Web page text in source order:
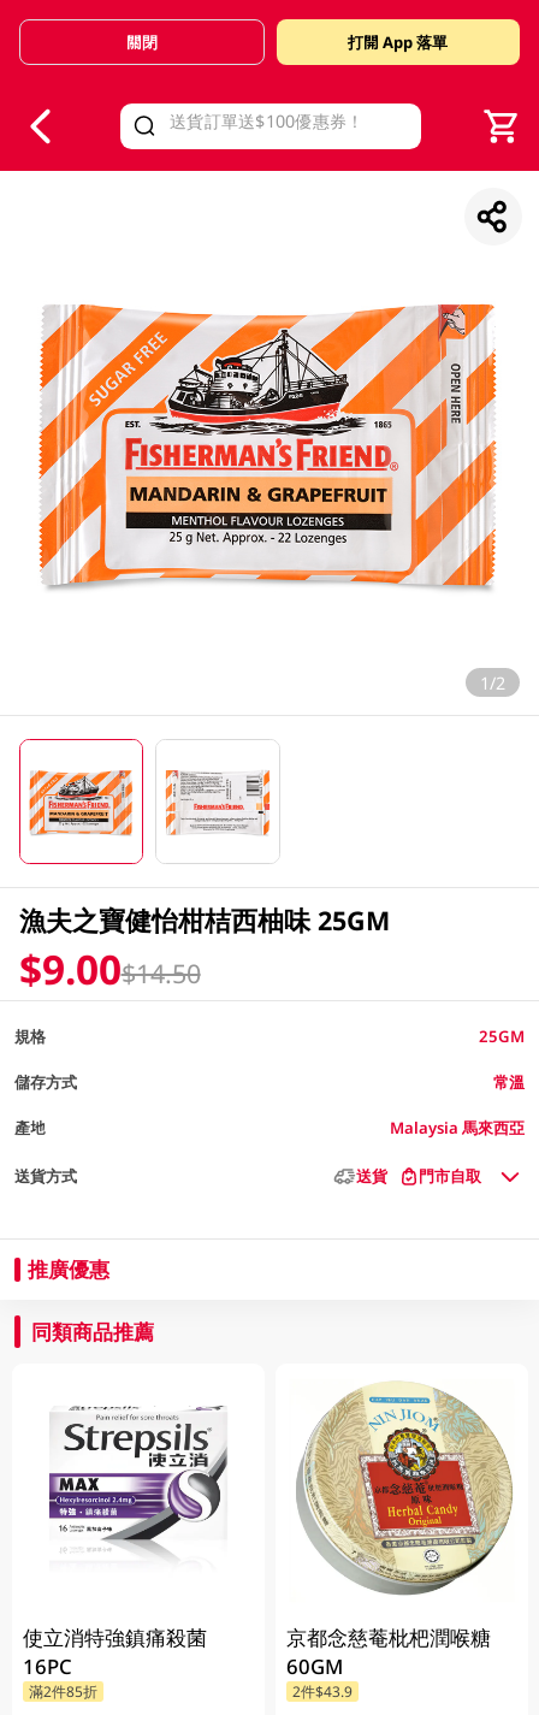
Valid Until 30 June 2026
關閉 打開 App 落單
1/2
漁夫之寶健怡柑桔西柚味 25GM
$9.00$14.50
規格 25GM
儲存方式 常溫
產地 Malaysia 馬來西亞
送貨方式 送貨 門市自取
推廣優惠
同類商品推薦
使立消特強鎮痛殺菌
16PC
滿2件85折
京都念慈菴枇杷潤喉糖
60GM
2件$43.9